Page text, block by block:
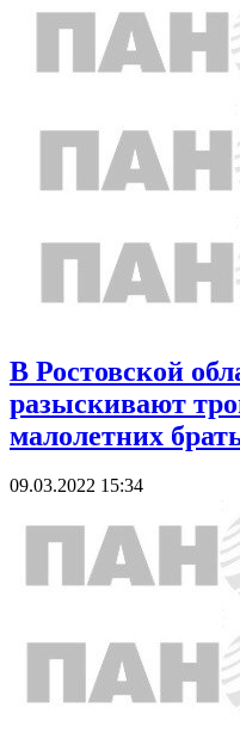
В Ростовской
разыскивают
малолетних
09.03.2022 15:34